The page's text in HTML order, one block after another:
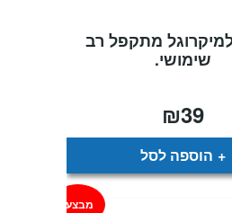
מתקפל רב
שימושי.
₪39
הוספה לסל
מבצע!